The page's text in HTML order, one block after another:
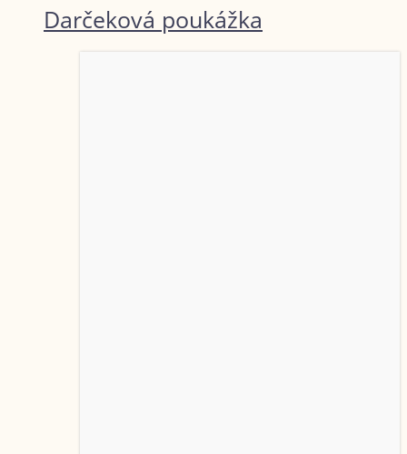
Darčeková poukážka